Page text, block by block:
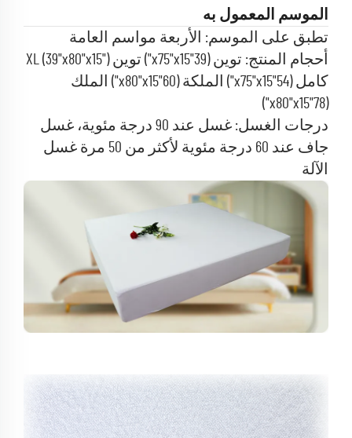
الموسم المعمول به
تطبق على الموسم: الأربعة مواسم العامة
أحجام المنتج: توين (39"x75"x15") توين XL (39"x80"x15")
كامل (54"x75"x15") الملكة (60"x80"x15") الملك
(78"x80"x15")
درجات الغسل: غسل عند 90 درجة مئوية، غسل
جاف عند 60 درجة مئوية لأكثر من 50 مرة غسل
الآلة